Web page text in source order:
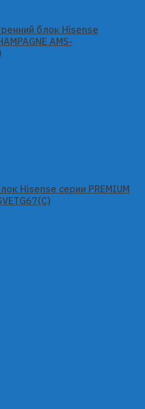
Hisense серии PREMIUM